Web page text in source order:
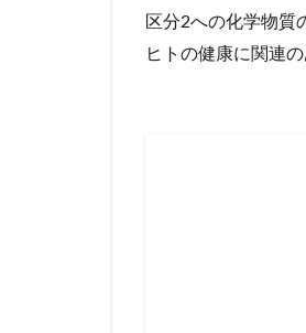
区分2への化学物質
ヒトの健康に関連